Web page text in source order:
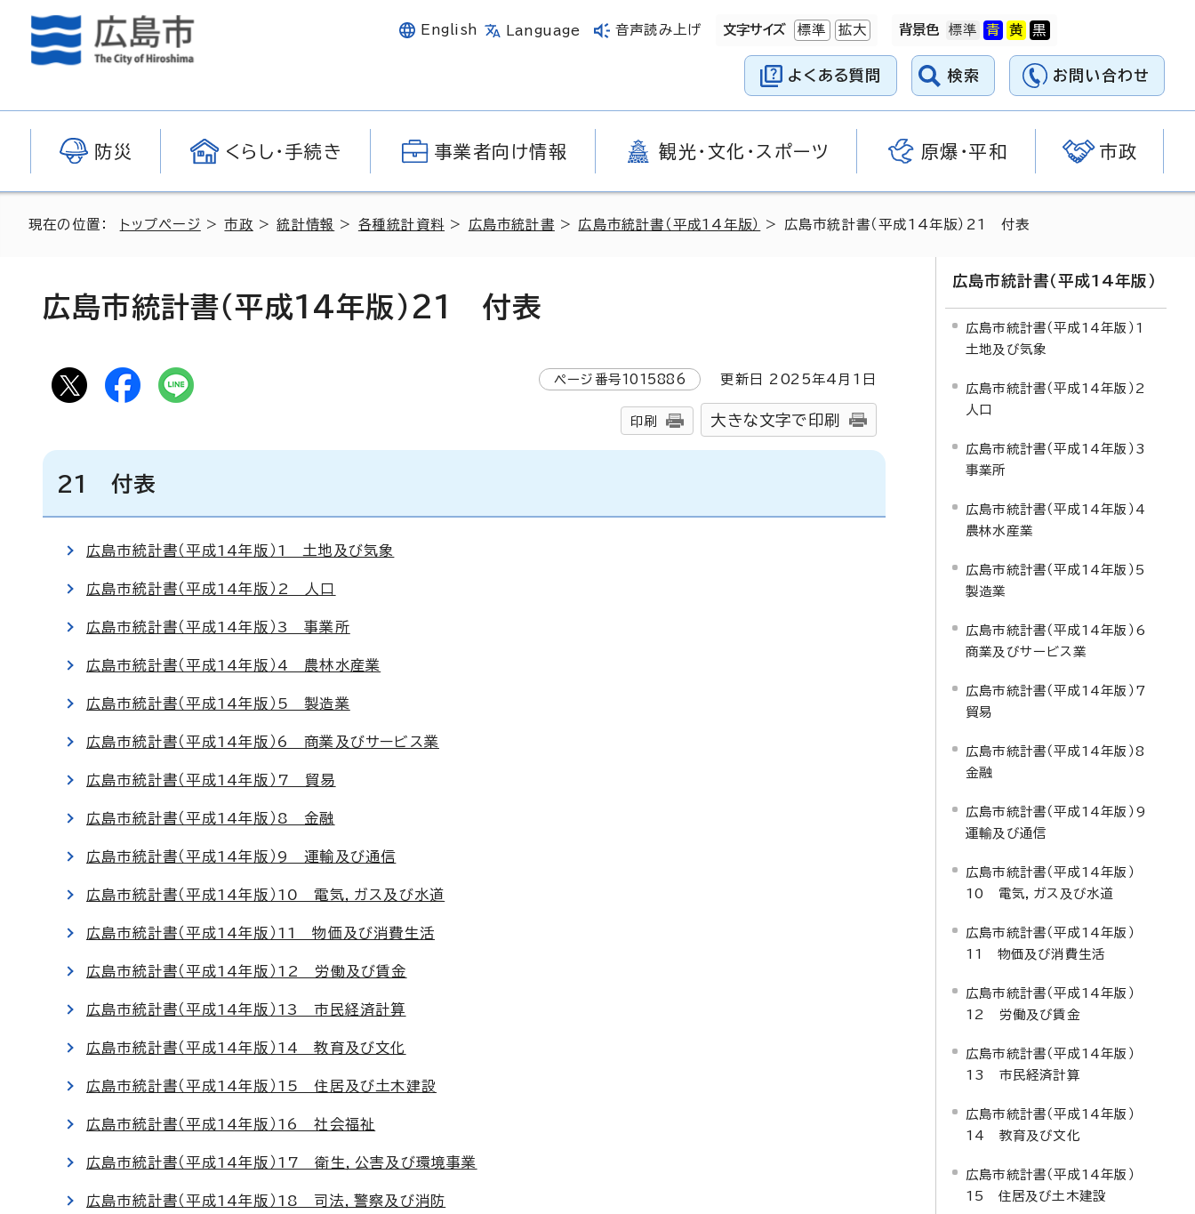
English Language 音声読み上げ 文字サイズ 標準 拡大 背景色
よくある質問 検索 お問い合わせ
防災 くらし・手続き 事業者向け情報 観光・文化・スポーツ 原爆・平和 市政
現在の位置： トップページ >市政 >統計情報 > 各種統計資料 > 広島市統計書 > 広島市統計書（平成14年版） > 広島市統計書（平成14年版）21 付表
広島市統計書（平成14年版）21 付表
ページ番号1015886 更新日 2025年4月1日
印刷 大きな文字で印刷
21 付表
広島市統計書（平成14年版）1 土地及び気象
広島市統計書（平成14年版）2 人口
広島市統計書（平成14年版）3 事業所
広島市統計書（平成14年版）4 農林水産業
広島市統計書（平成14年版）5 製造業
広島市統計書（平成14年版）6 商業及びサービス業
広島市統計書（平成14年版）7 貿易
広島市統計書（平成14年版）8 金融
広島市統計書（平成14年版）9 運輸及び通信
広島市統計書（平成14年版）10 電気，ガス及び水道
広島市統計書（平成14年版）11 物価及び消費生活
広島市統計書（平成14年版）12 労働及び賃金
広島市統計書（平成14年版）13 市民経済計算
広島市統計書（平成14年版）14 教育及び文化
広島市統計書（平成14年版）15 住居及び土木建設
広島市統計書（平成14年版）16 社会福祉
広島市統計書（平成14年版）17 衛生，公害及び環境事業
広島市統計書（平成14年版）18 司法，警察及び消防
広島市統計書（平成14年版）
広島市統計書（平成14年版）1
土地及び気象
広島市統計書（平成14年版）2
人口
広島市統計書（平成14年版）3
事業所
広島市統計書（平成14年版）4
農林水産業
広島市統計書（平成14年版）5
製造業
広島市統計書（平成14年版）6
商業及びサービス業
広島市統計書（平成14年版）7
貿易
広島市統計書（平成14年版）8
金融
広島市統計書（平成14年版）9
運輸及び通信
広島市統計書（平成14年版）
10 電気，ガス及び水道
広島市統計書（平成14年版）
11 物価及び消費生活
広島市統計書（平成14年版）
12 労働及び賃金
広島市統計書（平成14年版）
13 市民経済計算
広島市統計書（平成14年版）
14 教育及び文化
広島市統計書（平成14年版）
15 住居及び土木建設